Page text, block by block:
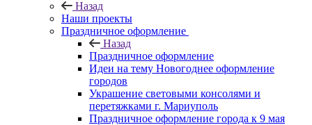
Назад
Наши проекты
Праздничное оформление
Назад
Праздничное оформление
Идеи на тему Новогоднее оформление
городов
Украшение световыми консолями и
перетяжками г. Мариуполь
Праздничное оформление города к 9 мая